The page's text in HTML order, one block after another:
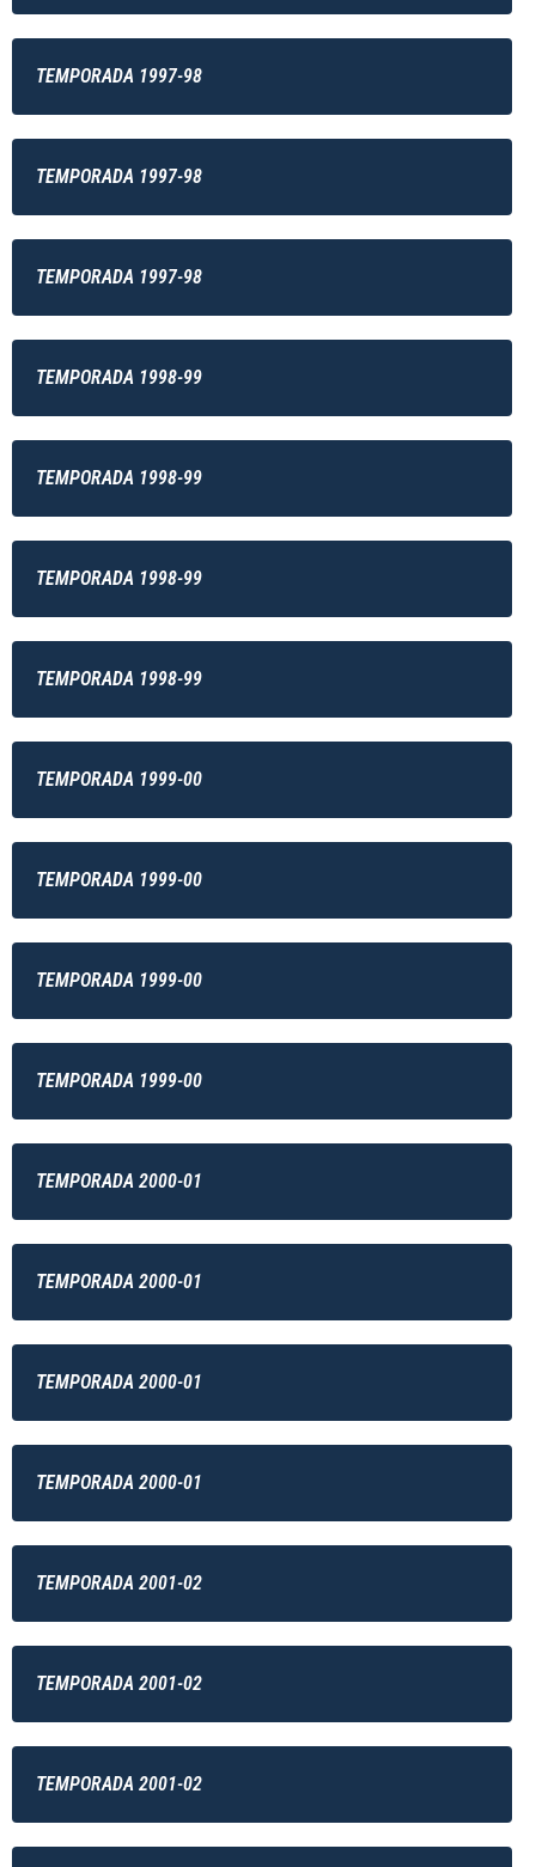
TEMPORADA 1997-98
TEMPORADA 1997-98
TEMPORADA 1997-98
TEMPORADA 1998-99
TEMPORADA 1998-99
TEMPORADA 1998-99
TEMPORADA 1998-99
TEMPORADA 1999-00
TEMPORADA 1999-00
TEMPORADA 1999-00
TEMPORADA 1999-00
TEMPORADA 2000-01
TEMPORADA 2000-01
TEMPORADA 2000-01
TEMPORADA 2000-01
TEMPORADA 2001-02
TEMPORADA 2001-02
TEMPORADA 2001-02